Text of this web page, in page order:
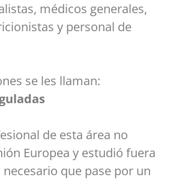
médicos generales,
y personal de
se les llaman:
de esta área no
Europea y estudió fuera
que pase por un